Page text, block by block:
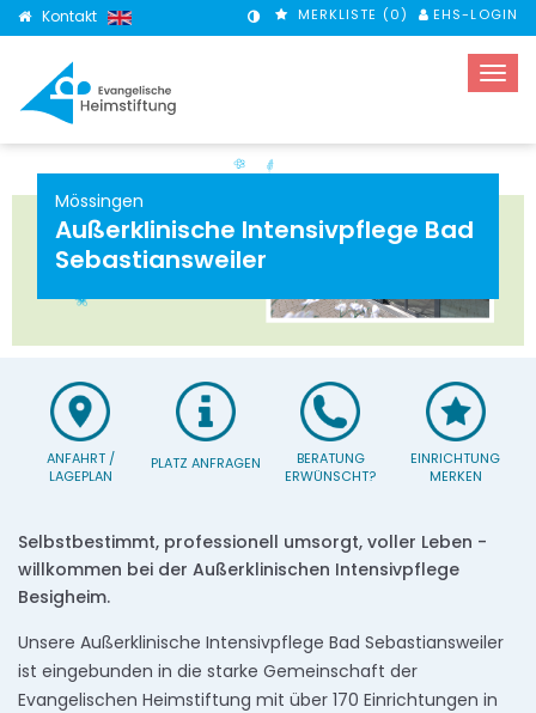
Kontakt
KONTRASTMODUS
MERKLISTE (0) EHS-LOGIN
Mössingen
Außerklinische Intensivpflege Bad
Sebastiansweiler
ANFAHRT /
LAGEPLAN
PLATZ ANFRAGEN
BERATUNG
ERWÜNSCHT?
EINRICHTUNG
MERKEN
Selbstbestimmt, professionell umsorgt, voller Leben -
willkommen bei der Außerklinischen Intensivpflege
Besigheim.
Unsere Außerklinische Intensivpflege Bad Sebastiansweiler
ist eingebunden in die starke Gemeinschaft der
Evangelischen Heimstiftung mit über 170 Einrichtungen in